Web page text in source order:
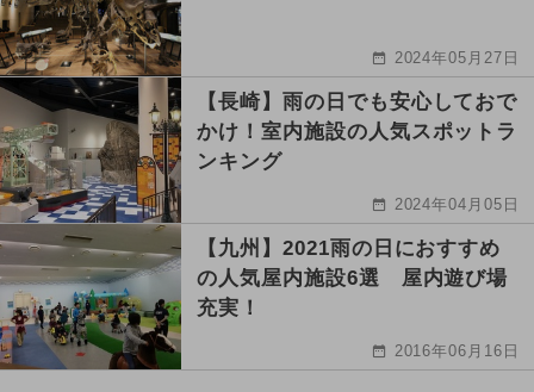
2024年05月27日
【長崎】雨の日でも安心しておで
かけ！室内施設の人気スポットラ
ンキング
2024年04月05日
【九州】2021雨の日におすすめ
の人気屋内施設6選 屋内遊び場
充実！
2016年06月16日